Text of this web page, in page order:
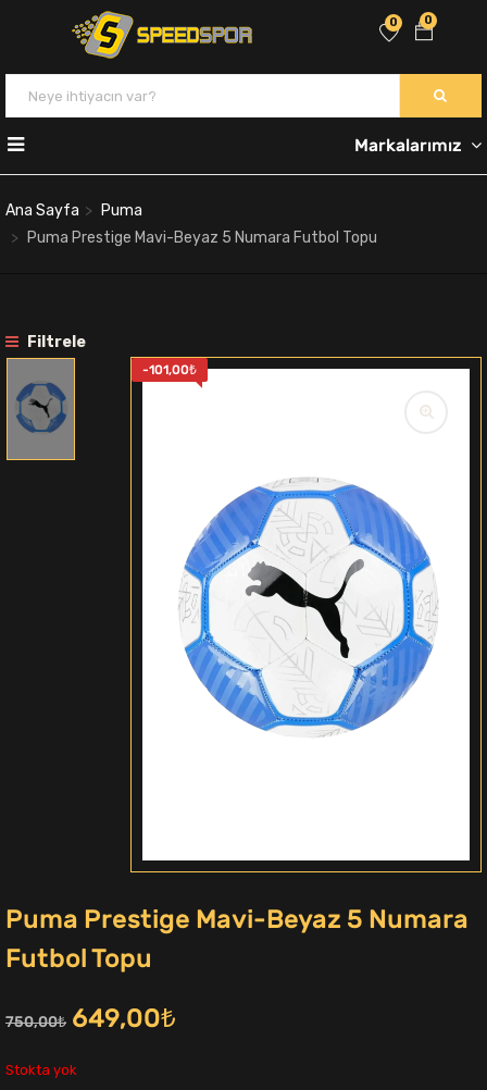
0
0
Markalarımız
Ana Sayfa
Puma
Puma Prestige Mavi-Beyaz 5 Numara Futbol Topu
Filtrele
-101,00₺
Puma Prestige Mavi-Beyaz 5 Numara
Futbol Topu
750,00₺ Orijinal
fiyat:
649,00₺
Stokta yok